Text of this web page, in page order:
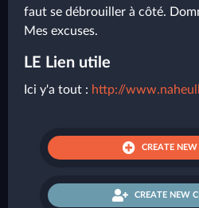
faut se débrouiller à côté.
Mes excuses.
LE Lien utile
Ici y'a tout : http://
CREATE NEW
CREATE NEW